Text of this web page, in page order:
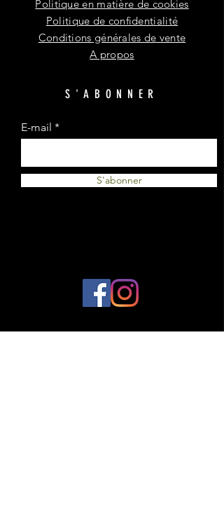
Politique en matière de cookies
Politique de confidentialité
Conditions générales de vente
A propos
S'ABONNER
E-mail
S'abonner